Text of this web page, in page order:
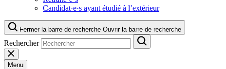
Candidat·e·s ayant étudié à l’extérieur
Fermer la barre de recherche Ouvrir la barre de recherche
Rechercher
Menu